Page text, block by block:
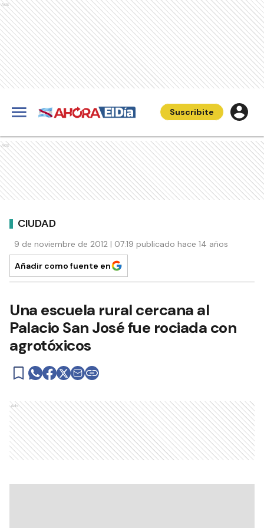
Ads
Suscribite
Ads
CIUDAD
9 de noviembre de 2012 | 07:19 publicado hace 14 años
Añadir como fuente en
Una escuela rural cercana al
Palacio San José fue rociada con
agrotóxicos
Ads